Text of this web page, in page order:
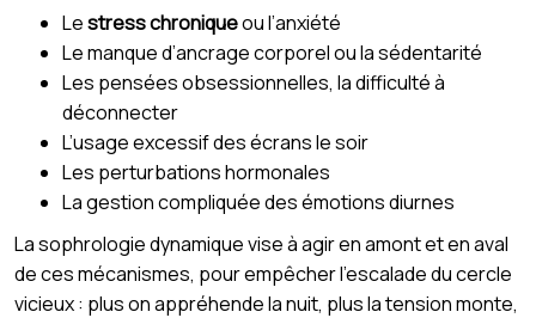
Lestress chroniqueou l’anxiété
Le manque d’ancrage corporel ou la sédentarité
Les pensées obsessionnelles, la difficulté à
déconnecter
L’usage excessif des écrans le soir
Les perturbations hormonales
La gestion compliquée des émotions diurnes
La sophrologie dynamique vise à agir en amont et en aval
de ces mécanismes, pour empêcher l’escalade du cercle
vicieux : plus on appréhende la nuit, plus la tension monte,